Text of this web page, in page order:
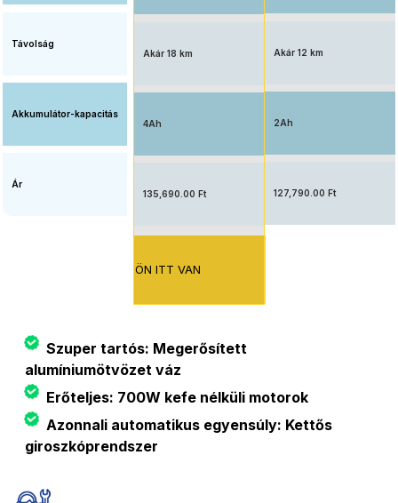
Távolság
Akkumulátor-kapacitás
Ár
Akár 18 km
4Ah
135,690.00 Ft
ÖN ITT VAN
Akár 12 km
2Ah
127,790.00 Ft
Szuper tartós: Megerősített
alumíniumötvözet váz
Erőteljes: 700W kefe nélküli motorok
Azonnali automatikus egyensúly: Kettős
giroszkóprendszer